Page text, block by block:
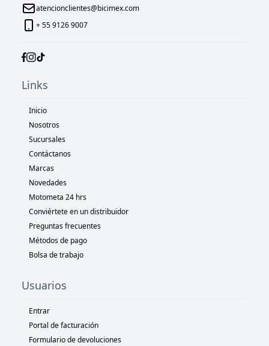
atencionclientes@bicimex.com
+ 55 9126 9007
Links
Inicio
Nosotros
Sucursales
Contáctanos
Marcas
Novedades
Motometa 24 hrs
Conviértete en un distribuidor
Preguntas frecuentes
Métodos de pago
Bolsa de trabajo
Usuarios
Entrar
Portal de facturación
Formulario de devoluciones